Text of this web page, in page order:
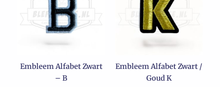
Embleem Alfabet Zwart
– B
Embleem Alfabet Zwart /
Goud K